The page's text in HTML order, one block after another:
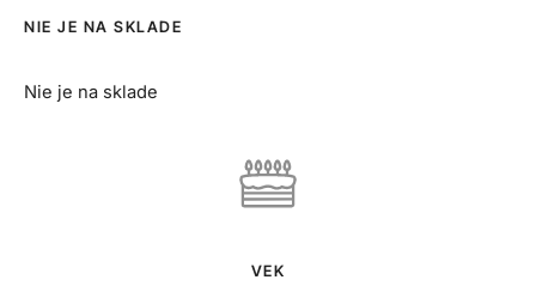
NIE JE NA SKLADE
Nie je na sklade
VEK